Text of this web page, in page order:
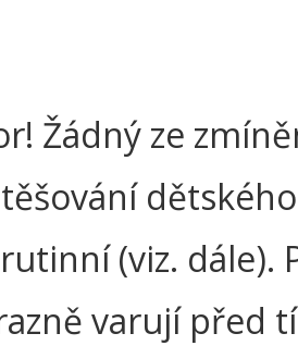
Žádný ze
(viz. dále).
varují před